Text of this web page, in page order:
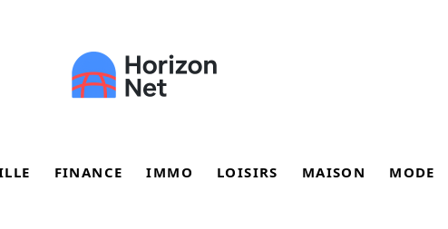
FINANCE IMMO LOISIRS MAISON MODE